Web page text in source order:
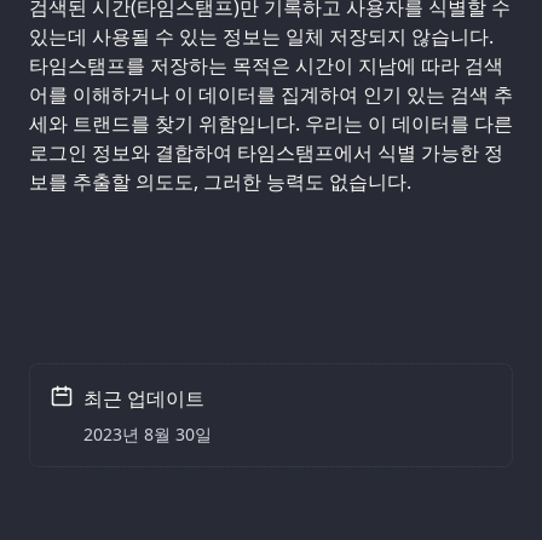
검색된 시간(타임스탬프)만 기록하고 사용자를 식별할 수
있는데 사용될 수 있는 정보는 일체 저장되지 않습니다.
타임스탬프를 저장하는 목적은 시간이 지남에 따라 검색
어를 이해하거나 이 데이터를 집계하여 인기 있는 검색 추
세와 트랜드를 찾기 위함입니다. 우리는 이 데이터를 다른
로그인 정보와 결합하여 타임스탬프에서 식별 가능한 정
보를 추출할 의도도, 그러한 능력도 없습니다.
최근 업데이트
2023년 8월 30일